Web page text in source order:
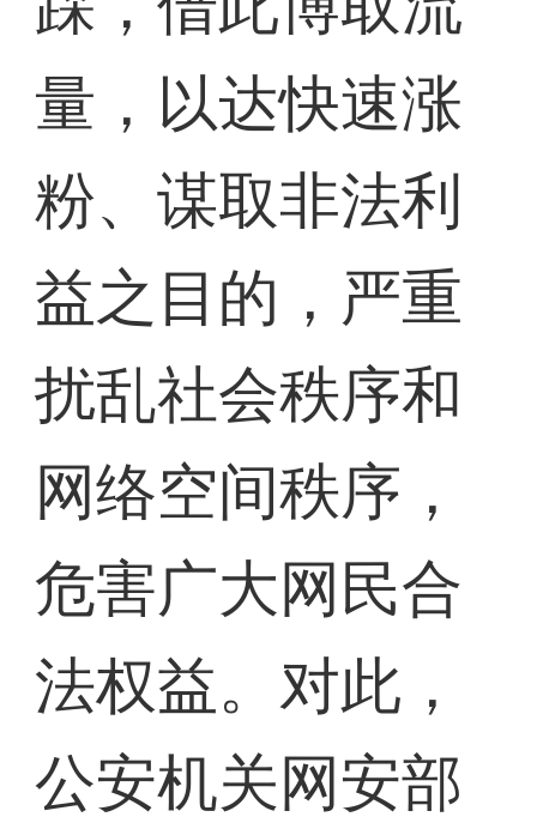
量，以达快速涨
粉、谋取非法利
益之目的，严重
扰乱社会秩序和
网络空间秩序，
危害广大网民合
法权益。对此，
公安机关网安部